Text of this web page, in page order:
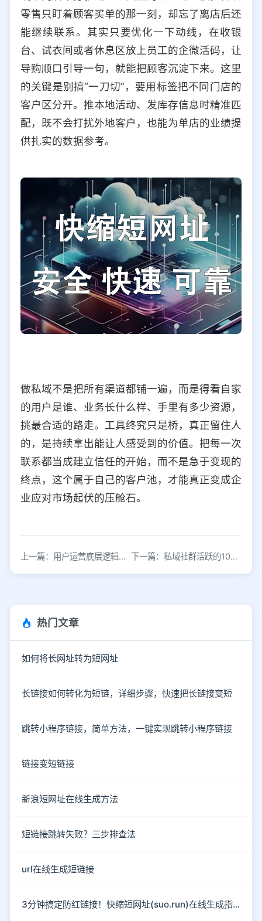
零售只盯着顾客买单的那一刻，却忘了离店后还
能继续联系。其实只要优化一下动线，在收银
台、试衣间或者休息区放上员工的企微活码，让
导购顺口引导一句，就能把顾客沉淀下来。这里
的关键是别搞“一刀切”，要用标签把不同门店的
客户区分开。推本地活动、发库存信息时精准匹
配，既不会打扰外地客户，也能为单店的业绩提
供扎实的数据参考。
做私域不是把所有渠道都铺一遍，而是得看自家
的用户是谁、业务长什么样、手里有多少资源，
挑最合适的路走。工具终究只是桥，真正留住人
的，是持续拿出能让人感受到的价值。把每一次
联系都当成建立信任的开始，而不是急于变现的
终点，这个属于自己的客户池，才能真正变成企
业应对市场起伏的压舱石。
上一篇：用户运营底层逻辑，你搞懂了吗？ 下一篇：私域社群活跃的10个方法
热门文章
如何将长网址转为短网址
长链接如何转化为短链，详细步骤，快速把长链接变短
跳转小程序链接，简单方法，一键实现跳转小程序链接
链接变短链接
新浪短网址在线生成方法
短链接跳转失败？三步排查法
url在线生成短链接
3分钟搞定防红链接！快缩短网址(suo.run)在线生成指南